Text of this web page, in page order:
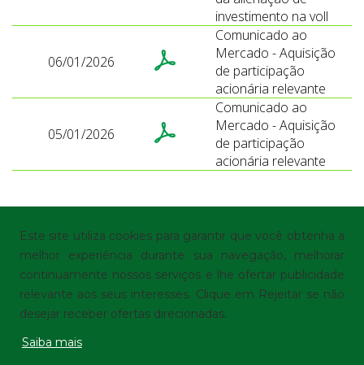
Este site utiliza cookies para garantir que você obtenha a
melhor experiência durante sua navegação, melhorar
continuamente nossos serviços e lhe ofertar publicidade
relevante aos seus interesses. Clique em Rejeitar se não
desejar receber ofertas direcionadas.
Saiba mais
investimento na voll
06/01/2026
Comunicado ao
Mercado - Aquisição
de participação
acionária relevante
05/01/2026
Comunicado ao
Mercado - Aquisição
de participação
acionária relevante
© Localiza - Todos os direitos reservados
Termos de Uso
Política de Privacidade | Preferências de cookies